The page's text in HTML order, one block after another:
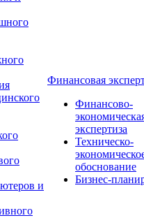
и
Финансовая
Финансово-
экспертиза
Техническо-
обоснование
Бизнес-